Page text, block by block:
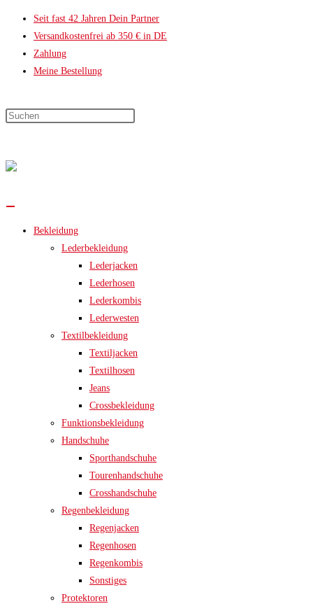
Zum
Inhalt
springen
Seit fast 42 Jahren Dein Partner
Versandkostenfrei ab 350 € in DE
Zahlung
Meine Bestellung
Bekleidung
Lederbekleidung
Lederjacken
Lederhosen
Lederkombis
Lederwesten
Textilbekleidung
Textiljacken
Textilhosen
Jeans
Crossbekleidung
Funktionsbekleidung
Handschuhe
Sporthandschuhe
Tourenhandschuhe
Crosshandschuhe
Regenbekleidung
Regenjacken
Regenhosen
Regenkombis
Sonstiges
Protektoren